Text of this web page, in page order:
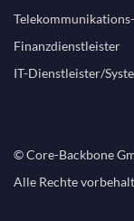
Finanzdienstleister
IT-Dienstleister/
© Core-Backbone
Alle Rechte